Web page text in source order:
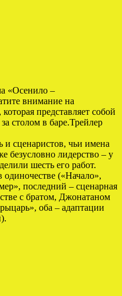
«Осенило –
внимание на
представляет собой
столом в баре.Трейлер
и сценаристов, чьи имена
безусловно лидерство – у
шесть его работ.
(«Начало»,
последний – сценарная
с братом, Джонатаном
оба – адаптации